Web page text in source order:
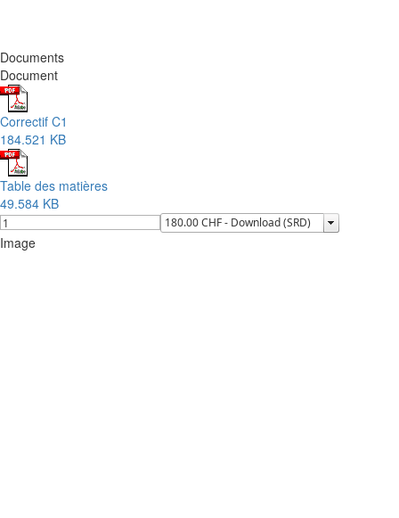
Documents
Document
Correctif C1
184.521 KB
Table des matières
49.584 KB
Image